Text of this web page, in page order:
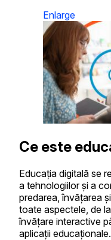
Enlarge
Ce este
Educația digitală se
a tehnologiilor și a
predarea, învățarea
toate aspectele, de
învățare interactive
aplicații educaționale.